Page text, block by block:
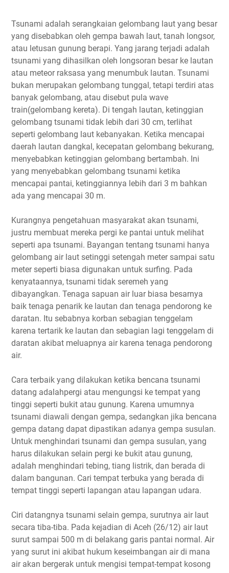
Tsunami adalah serangkaian gelombang laut yang besar
yang disebabkan oleh gempa bawah laut, tanah longsor,
atau letusan gunung berapi. Yang jarang terjadi adalah
tsunami yang dihasilkan oleh longsoran besar ke lautan
atau meteor raksasa yang menumbuk lautan. Tsunami
bukan merupakan gelombang tunggal, tetapi terdiri atas
banyak gelombang, atau disebut pula wave
train(gelombang kereta). Di tengah lautan, ketinggian
gelombang tsunami tidak lebih dari 30 cm, terlihat
seperti gelombang laut kebanyakan. Ketika mencapai
daerah lautan dangkal, kecepatan gelombang bekurang,
menyebabkan ketinggian gelombang bertambah. Ini
yang menyebabkan gelombang tsunami ketika
mencapai pantai, ketinggiannya lebih dari 3 m bahkan
ada yang mencapai 30 m.
Kurangnya pengetahuan masyarakat akan tsunami,
justru membuat mereka pergi ke pantai untuk melihat
seperti apa tsunami. Bayangan tentang tsunami hanya
gelombang air laut setinggi setengah meter sampai satu
meter seperti biasa digunakan untuk surfing. Pada
kenyataannya, tsunami tidak seremeh yang
dibayangkan. Tenaga sapuan air luar biasa besarnya
baik tenaga penarik ke lautan dan tenaga pendorong ke
daratan. Itu sebabnya korban sebagian tenggelam
karena tertarik ke lautan dan sebagian lagi tenggelam di
daratan akibat meluapnya air karena tenaga pendorong
air.
Cara terbaik yang dilakukan ketika bencana tsunami
datang adalahpergi atau mengungsi ke tempat yang
tinggi seperti bukit atau gunung. Karena umumnya
tsunami diawali dengan gempa, sedangkan jika bencana
gempa datang dapat dipastikan adanya gempa susulan.
Untuk menghindari tsunami dan gempa susulan, yang
harus dilakukan selain pergi ke bukit atau gunung,
adalah menghindari tebing, tiang listrik, dan berada di
dalam bangunan. Cari tempat terbuka yang berada di
tempat tinggi seperti lapangan atau lapangan udara.
Ciri datangnya tsunami selain gempa, surutnya air laut
secara tiba-tiba. Pada kejadian di Aceh (26/12) air laut
surut sampai 500 m di belakang garis pantai normal. Air
yang surut ini akibat hukum keseimbangan air di mana
air akan bergerak untuk mengisi tempat-tempat kosong